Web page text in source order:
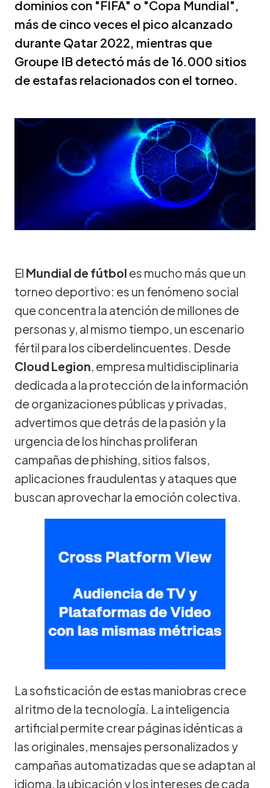
dominios con "FIFA" o "Copa Mundial",
más de cinco veces el pico alcanzado
durante Qatar 2022, mientras que
Groupe IB detectó más de 16.000 sitios
de estafas relacionados con el torneo.
El Mundial de fútbol es mucho más que un
torneo deportivo: es un fenómeno social
que concentra la atención de millones de
personas y, al mismo tiempo, un escenario
fértil para los ciberdelincuentes. Desde
Cloud Legion, empresa multidisciplinaria
dedicada a la protección de la información
de organizaciones públicas y privadas,
advertimos que detrás de la pasión y la
urgencia de los hinchas proliferan
campañas de phishing, sitios falsos,
aplicaciones fraudulentas y ataques que
buscan aprovechar la emoción colectiva.
La sofisticación de estas maniobras crece
al ritmo de la tecnología. La inteligencia
artificial permite crear páginas idénticas a
las originales, mensajes personalizados y
campañas automatizadas que se adaptan al
idioma, la ubicación y los intereses de cada